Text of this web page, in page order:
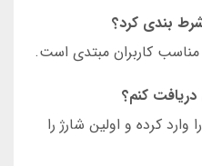
کنم؟
پس از ثبت نام، کد OXIDE90 را وارد کرده و اولین شارژ را